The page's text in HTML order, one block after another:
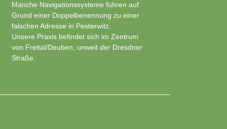
Manche Navigationssysteme führen auf
Grund einer Doppelbenennung zu einer
falschen Adresse in Pesterwitz.
Unsere Praxis befindet sich im Zentrum
von Freital/Deuben, unweit der Dresdner
Straße.